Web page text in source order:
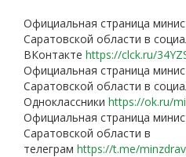
Официальная страница
Саратовской области в
ВКонтакте https://clck.ru/
Официальная страница
Саратовской области в
Одноклассники https://ok.ru/
Официальная страница
Саратовской области в
телеграм https://t.me/